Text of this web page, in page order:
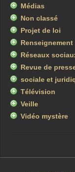
Médias
Non classé
Projet de loi
Renseignement
Réseaux
Revue de
sociale et
Télévision
Veille
Vidéo mystère